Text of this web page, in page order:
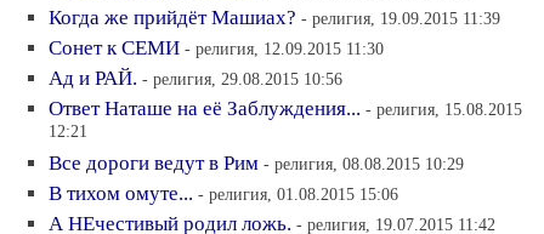
Когда же прийдёт Машиах? - религия, 19.09.2015 11:39
Сонет к СЕМИ - религия, 12.09.2015 11:30
Ад и РАЙ. - религия, 29.08.2015 10:56
Ответ Наташе на её Заблуждения... - религия, 15.08.2015
12:21
Все дороги ведут в Рим - религия, 08.08.2015 10:29
В тихом омуте... - религия, 01.08.2015 15:06
А НЕчестивый родил ложь. - религия, 19.07.2015 11:42